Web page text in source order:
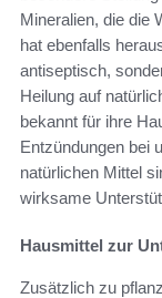
Mineralien, die die
hat ebenfalls
antiseptisch,
Heilung auf
bekannt für ihre
Entzündungen bei
natürlichen Mittel
wirksame
Hausmittel zur
Zusätzlich zu